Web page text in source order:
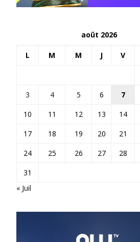
août 2026
L M M J V
3
4 5 6 7
10
11 12 13 14
17
18 19 20 21
24
25 26 27 28
31
« Juil